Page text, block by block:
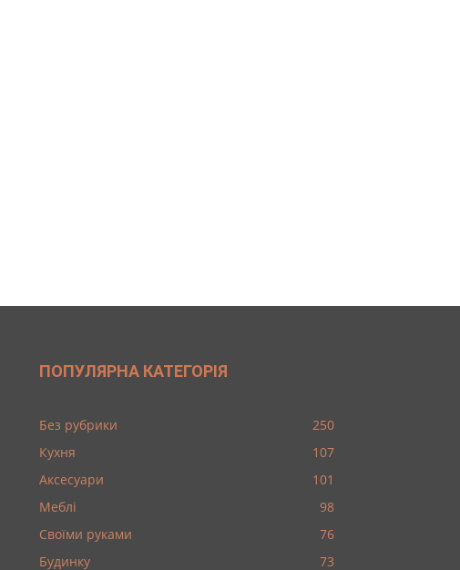
ПОПУЛЯРНА КАТЕГОРІЯ
Без рубрики
250
Кухня
107
Аксесуари
101
Меблі
98
Своїми руками
76
Будинку
73